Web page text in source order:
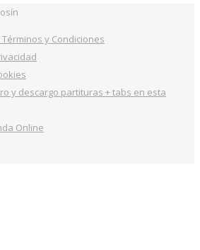
y Condiciones
y descargo partituras + tabs en esta
Online